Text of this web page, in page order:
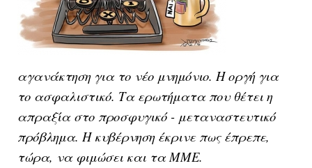
αγανάκτηση για το νέο μνημόνιο. Η οργή για
το ασφαλιστικό. Τα ερωτήματα που θέτει η
απραξία στο προσφυγικό - μεταναστευτικό
πρόβλημα. Η κυβέρνηση έκρινε πως έπρεπε,
τώρα, να φιμώσει και τα ΜΜΕ.